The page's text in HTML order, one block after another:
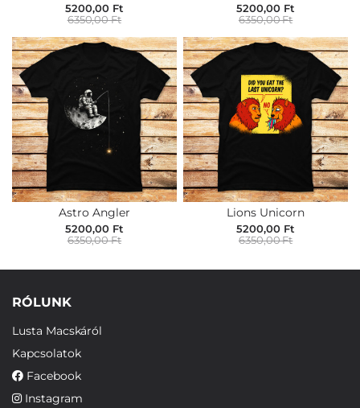
5200,00 Ft
6350,00 Ft
5200,00 Ft
6350,00 Ft
Astro Angler
5200,00 Ft
6350,00 Ft
Lions Unicorn
5200,00 Ft
6350,00 Ft
RÓLUNK
Lusta Macskáról
Kapcsolatok
Facebook
Instagram